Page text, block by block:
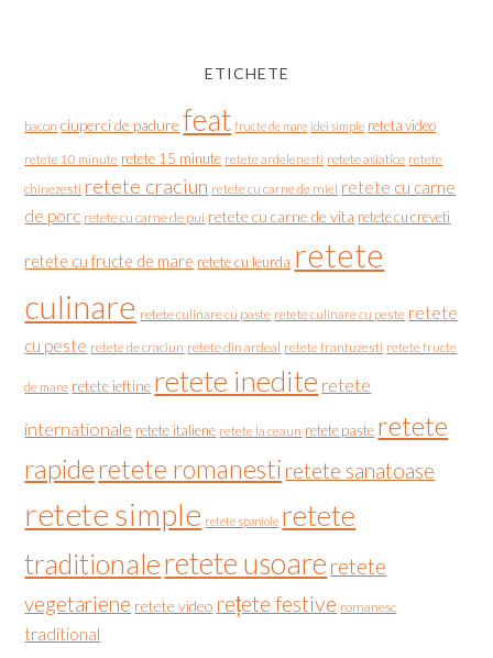
ETICHETE
bacon ciuperci de padure feat fructe de mare idei simple reteta video
retete 10 minute retete 15 minute retete ardelenesti retete asiatice retete
chinezesti retete craciun retete cu carne de miel retete cu carne
de porc retete cu carne de pui retete cu carne de vita retete cu creveti
retete cu fructe de mare retete cu leurda retete
culinare retete culinare cu paste retete culinare cu peste retete
cu peste retete de craciun retete din ardeal retete frantuzesti retete fructe
de mare retete ieftine retete inedite retete
internationale retete italiene retete la ceaun retete paste retete
rapideretete romanesti retete sanatoase
retete simple retete spaniole retete
traditionaleretete usoare retete
vegetariene retete video rețete festive romanesc
traditional